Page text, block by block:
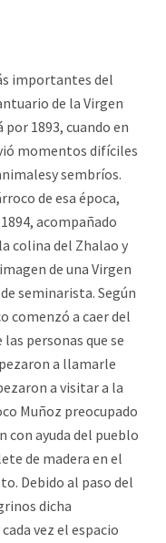
importantes del
de la Virgen
1893, cuando en
momentos difíciles
sembríos.
de esa época,
acompañado
colina del Zhalao y
de una Virgen
seminarista. Según
comenzó a caer del
personas que se
a llamarle
a visitar a la
Muñoz preocupado
con ayuda del pueblo
de madera en el
Debido al paso del
dicha
vez el espacio